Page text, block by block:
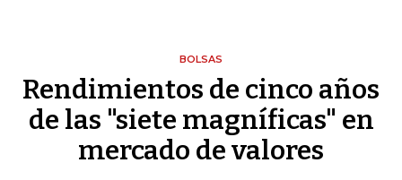
BOLSAS
Rendimientos de cinco años
de las "siete magníficas" en
mercado de valores